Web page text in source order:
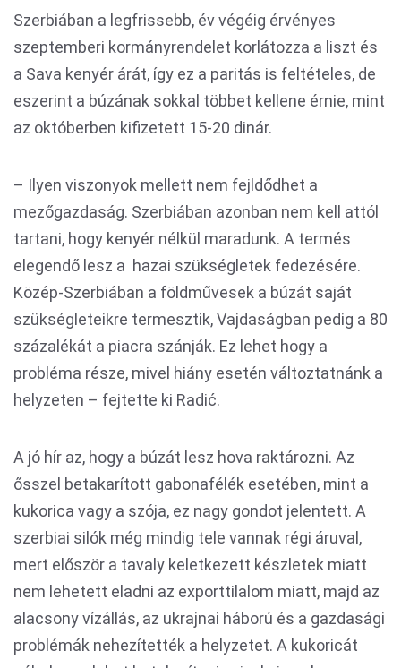
Szerbiában a legfrissebb, év végéig érvényes
szeptemberi kormányrendelet korlátozza a liszt és
a Sava kenyér árát, így ez a paritás is feltételes, de
eszerint a búzának sokkal többet kellene érnie, mint
az októberben kifizetett 15-20 dinár.
– Ilyen viszonyok mellett nem fejldődhet a
mezőgazdaság. Szerbiában azonban nem kell attól
tartani, hogy kenyér nélkül maradunk. A termés
elegendő lesz a hazai szükségletek fedezésére.
Közép-Szerbiában a földművesek a búzát saját
szükségleteikre termesztik, Vajdaságban pedig a 80
százalékát a piacra szánják. Ez lehet hogy a
probléma része, mivel hiány esetén változtatnánk a
helyzeten – fejtette ki Radić.
A jó hír az, hogy a búzát lesz hova raktározni. Az
ősszel betakarított gabonafélék esetében, mint a
kukorica vagy a szója, ez nagy gondot jelentett. A
szerbiai silók még mindig tele vannak régi áruval,
mert először a tavaly keletkezett készletek miatt
nem lehetett eladni az exporttilalom miatt, majd az
alacsony vízállás, az ukrajnai háború és a gazdasági
problémák nehezítették a helyzetet. A kukoricát